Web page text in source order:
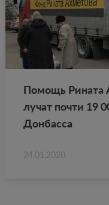
По­мощь Ри­на­та
лу­чат почти 19
Дон­бас­са
24.01.2020